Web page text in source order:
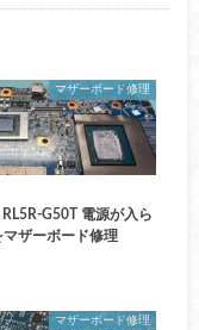
マザーボード修理
RL5R-G50T 電源が入ら
マザーボード修理
マザーボード修理